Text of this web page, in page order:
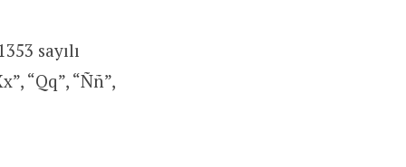
sayılı
“Qq”, “Ññ”,